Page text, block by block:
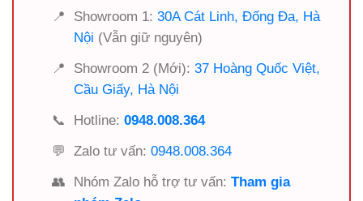
📍 Showroom 1: 30A Cát Linh, Đống Đa, Hà
Nội (Vẫn giữ nguyên)
📍
Showroom 2 (Mới): 37 Hoàng Quốc Việt,
Cầu Giấy, Hà Nội
📞
Hotline: 0948.008.364
💬
Zalo tư vấn: 0948.008.364
👥
Nhóm Zalo hỗ trợ tư vấn: Tham gia